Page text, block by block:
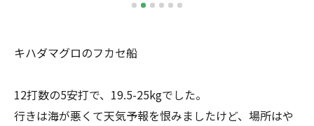
キハダマグロのフカセ船
12打数の5安打で、19.5-25kgでした。
行きは海が悪くて天気予報を恨みましたけど、場所はや